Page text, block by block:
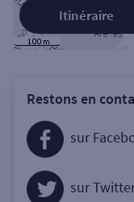
Itinéraire
Restons en
sur
sur